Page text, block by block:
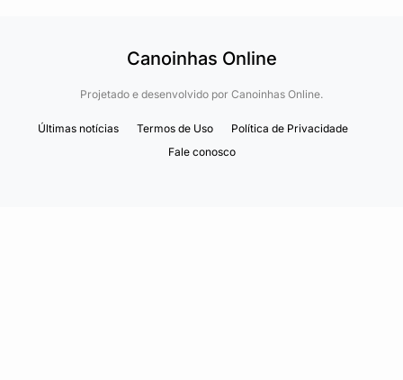
Canoinhas Online
Projetado e desenvolvido por Canoinhas Online.
Últimas notícias Termos de Uso
Política de Privacidade
Fale conosco